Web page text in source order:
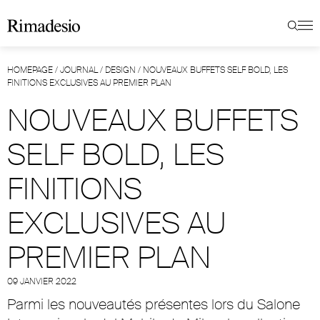
HOMEPAGE/JOURNAL/ DESIGN / NOUVEAUX BUFFETS SELF BOLD, LES
FINITIONS EXCLUSIVES AU PREMIER PLAN
NOUVEAUX BUFFETS
SELF BOLD, LES
FINITIONS
EXCLUSIVES AU
PREMIER PLAN
09 JANVIER 2022
Parmi les nouveautés présentes lors du Salone